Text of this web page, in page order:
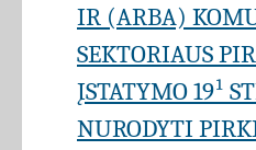
IR (ARBA)
SEKTORIAUS
ĮSTATYMO 19¹
NURODYTI